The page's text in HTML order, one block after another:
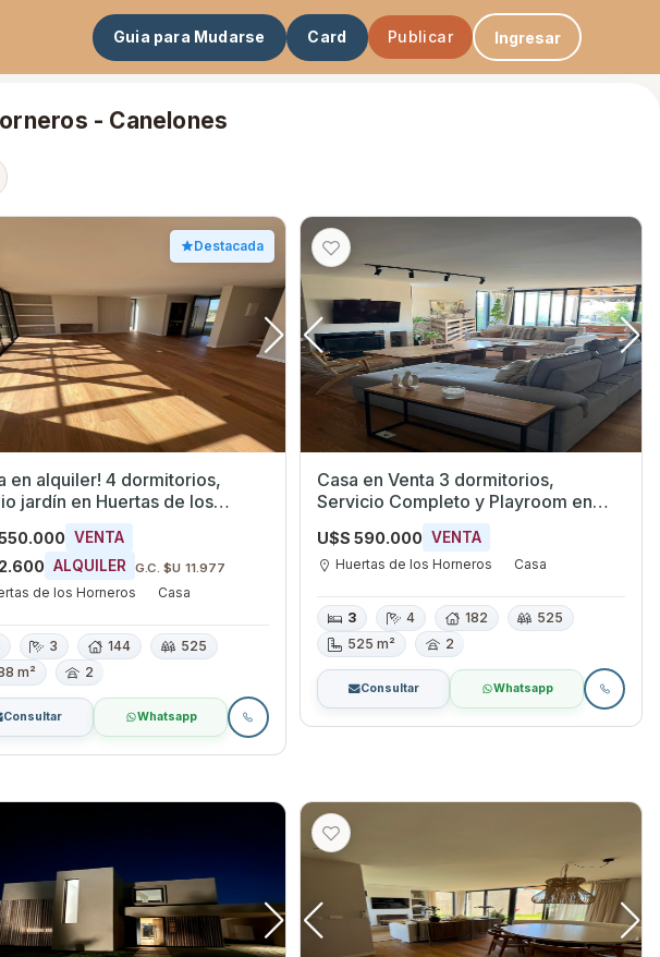
Guia para Mudarse Card Publicar Ingresar
- Canelones
Destacada
en alquiler! 4 dormitorios,
jardín en Huertas de los
VENTA
ALQUILER G.C. $U 11.977
de los Horneros Casa
3 144
525
m²
2
Consultar Whatsapp
Casa en Venta 3 dormitorios,
Servicio Completo y Playroom en
Huertas de los Horneros
U$S 590.000 VENTA
Huertas de los Horneros Casa
3 4 182
525
525 m²
2
Consultar Whatsapp